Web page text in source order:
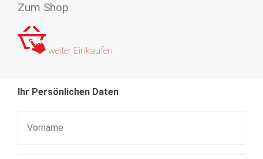
Zum Shop
weiter Einkaufen
Ihr Persönlichen Daten